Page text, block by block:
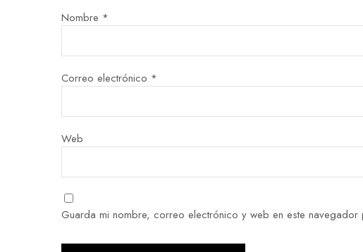
Nombre *
Correo electrónico *
Web
Guarda mi nombre, correo electrónico y web en este navegador